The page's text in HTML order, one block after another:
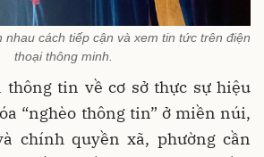
nhau cách tiếp cận và xem tin tức trên điện
thoại thông minh.
thông tin về cơ sở thực sự hiệu
“nghèo thông tin” ở miền núi,
chính quyền xã, phường cần